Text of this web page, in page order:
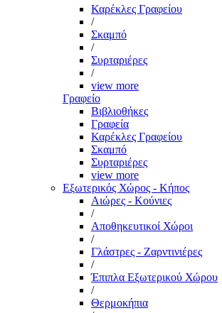
Καρέκλες Γραφείου
/
Σκαμπό
/
Συρταριέρες
/
view more
Γραφείο
Βιβλιοθήκες
Γραφεία
Καρέκλες Γραφείου
Σκαμπό
Συρταριέρες
view more
Εξωτερικός Χώρος - Κήπος
Αιώρες - Κούνιες
/
Αποθηκευτικοί Χώροι
/
Γλάστρες - Ζαρντινιέρες
/
Έπιπλα Εξωτερικού Χώρου
/
Θερμοκήπια